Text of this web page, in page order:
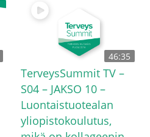
46:35
TerveysSummit TV –
S04 – JAKSO 10 –
Luontaistuotealan
yliopistokoulutus,